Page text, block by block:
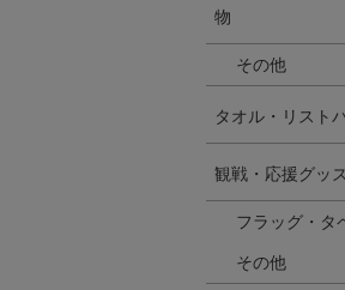
物
その他
タオル・リスト
観戦・応援グッ
フラッグ・タ
その他